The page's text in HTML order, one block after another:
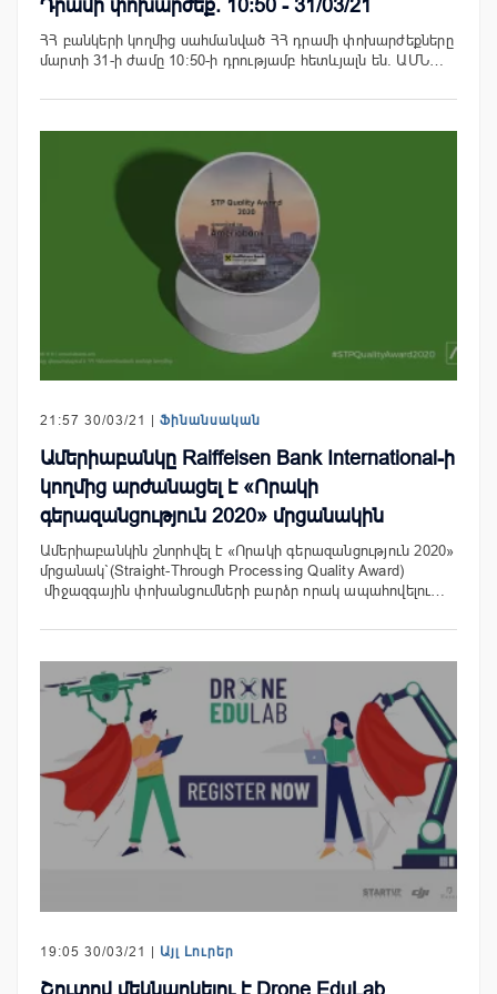
Դրամի փոխարժեք. 10:50 - 31/03/21
ՀՀ բանկերի կողմից սահմանված ՀՀ դրամի փոխարժեքները
մարտի 31-ի ժամը 10:50-ի դրությամբ հետևյալն են. ԱՄՆ…
21:57 30/03/21 | Ֆինանսական
Ամերիաբանկը Raiffeisen Bank International-ի
կողմից արժանացել է «Որակի
գերազանցություն 2020» մրցանակին
Ամերիաբանկին շնորհվել է «Որակի գերազանցություն 2020»
մրցանակ`(Straight-Through Processing Quality Award)
միջազգային փոխանցումների բարձր որակ ապահովելու…
19:05 30/03/21 | Այլ Լուրեր